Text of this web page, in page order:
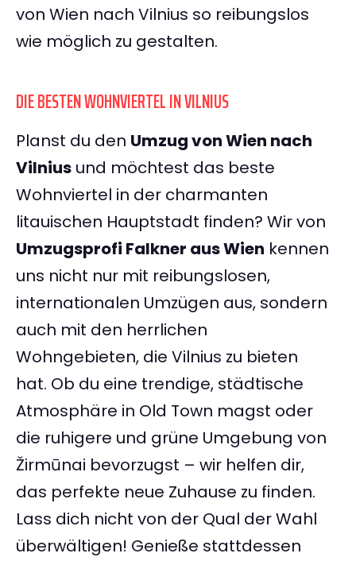
von Wien nach Vilnius so reibungslos
wie möglich zu gestalten.
DIE BESTEN WOHNVIERTEL IN VILNIUS
Planst du den Umzug von Wien nach
Vilnius und möchtest das beste
Wohnviertel in der charmanten
litauischen Hauptstadt finden? Wir von
Umzugsprofi Falkner aus Wien kennen
uns nicht nur mit reibungslosen,
internationalen Umzügen aus, sondern
auch mit den herrlichen
Wohngebieten, die Vilnius zu bieten
hat. Ob du eine trendige, städtische
Atmosphäre in Old Town magst oder
die ruhigere und grüne Umgebung von
Žirmūnai bevorzugst – wir helfen dir,
das perfekte neue Zuhause zu finden.
Lass dich nicht von der Qual der Wahl
überwältigen! Genieße stattdessen